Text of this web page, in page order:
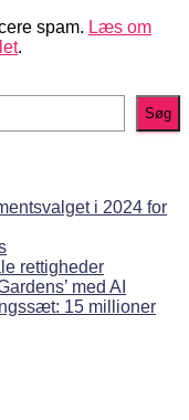
spam. Læs om
.
Søg
i 2024 for
rettigheder
med AI
15 millioner